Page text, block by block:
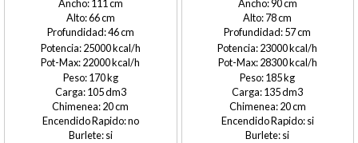
111
66
46
25000
22000
170
105
20
no
si
90
78
57
23000
28300
185
135
20
si
si